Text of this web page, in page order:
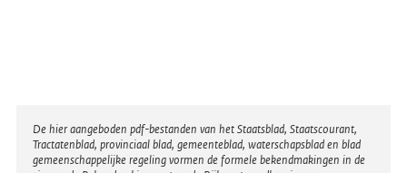
Disclaimer
De hier aangeboden pdf-bestanden van het Staatsblad, Staatscourant,
Tractatenblad, provinciaal blad, gemeenteblad, waterschapsblad en blad
gemeenschappelijke regeling vormen de formele bekendmakingen in de